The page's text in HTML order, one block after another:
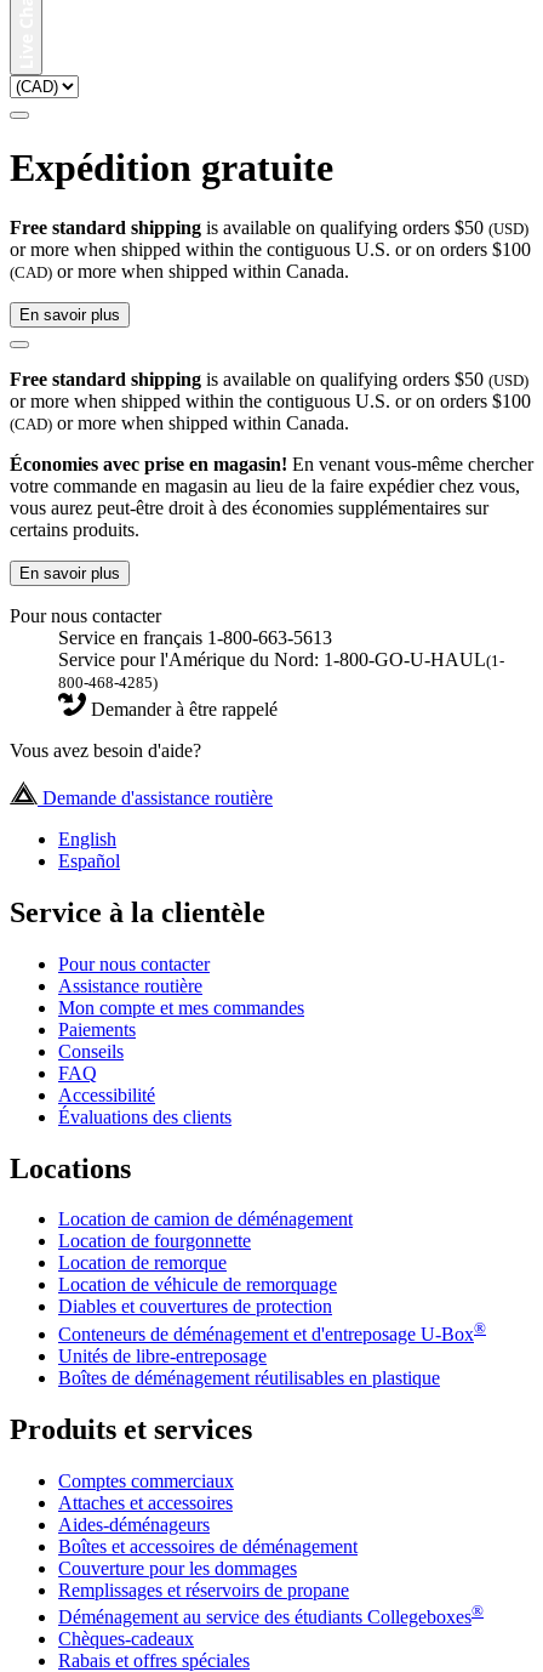
Expédition gratuite
Free standard shipping is available on qualifying orders $50 (USD)
or more when shipped within the contiguous U.S. or on orders $100
(CAD) or more when shipped within Canada.
En savoir plus
Free standard shipping is available on qualifying orders $50 (USD)
or more when shipped within the contiguous U.S. or on orders $100
(CAD) or more when shipped within Canada.
Économies avec prise en magasin! En venant vous-même chercher
votre commande en magasin au lieu de la faire expédier chez vous,
vous aurez peut-être droit à des économies supplémentaires sur
certains produits.
En savoir plus
Pour nous contacter
Service en français 1-800-663-5613
Service pour l'Amérique du Nord: 1-800-GO-U-HAUL(1-
800-468-4285)
Demander à être rappelé
Vous avez besoin d'aide?
Demande d'assistance routière
English
Español
Service à la clientèle
Pour nous contacter
Assistance routière
Mon compte et mes commandes
Paiements
Conseils
FAQ
Accessibilité
Évaluations des clients
Locations
Location de camion de déménagement
Location de fourgonnette
Location de remorque
Location de véhicule de remorquage
Diables et couvertures de protection
Conteneurs de déménagement et d'entreposage U-Box®
Unités de libre-entreposage
Boîtes de déménagement réutilisables en plastique
Produits et services
Comptes commerciaux
Attaches et accessoires
Aides-déménageurs
Boîtes et accessoires de déménagement
Couverture pour les dommages
Remplissages et réservoirs de propane
Déménagement au service des étudiants Collegeboxes®
Chèques-cadeaux
Rabais et offres spéciales